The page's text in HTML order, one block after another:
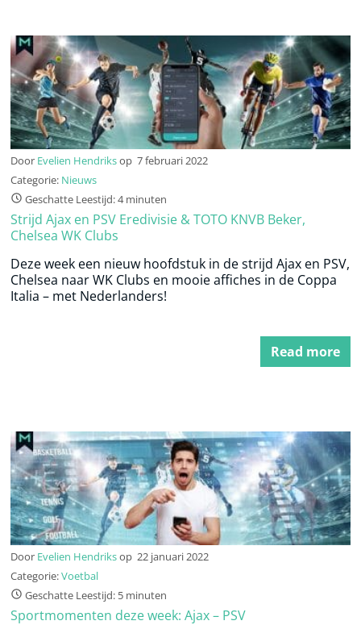
Door Evelien Hendriksop 7 februari 2022
Categorie: Nieuws
Geschatte Leestijd: 4 minuten
Strijd Ajax en PSV Eredivisie & TOTO KNVB Beker,
Chelsea WK Clubs
Deze week een nieuw hoofdstuk in de strijd Ajax en PSV,
Chelsea naar WK Clubs en mooie affiches in de Coppa
Italia – met Nederlanders!
Read more
Door Evelien Hendriksop 22 januari 2022
Categorie:Voetbal
Geschatte Leestijd: 5 minuten
Sportmomenten deze week: Ajax – PSV